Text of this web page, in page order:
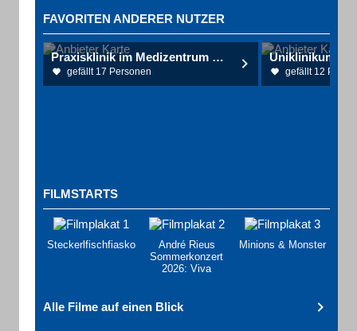
FAVORITEN ANDERER NUTZER
Praxisklinik im Medizentrum PartG mbB
gefällt 17 Personen
Uniklinikum
gefällt 12
FILMSTARTS
Steckerlfischfiasko
André Rieus
Sommerkonzert
2026: Viva
Minions & Monster
Alle Filme auf einen Blick